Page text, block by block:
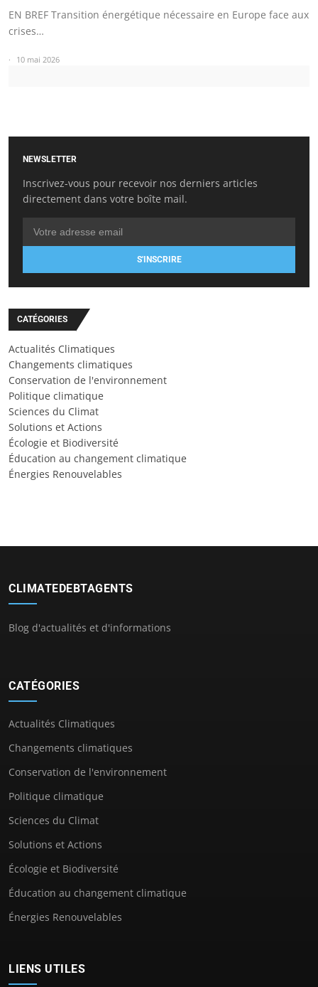
EN BREF Transition énergétique nécessaire en Europe face aux
crises…
10 mai 2026
NEWSLETTER
Inscrivez-vous pour recevoir nos derniers articles
directement dans votre boîte mail.
S'INSCRIRE
CATÉGORIES
Actualités Climatiques
Changements climatiques
Conservation de l'environnement
Politique climatique
Sciences du Climat
Solutions et Actions
Écologie et Biodiversité
Éducation au changement climatique
Énergies Renouvelables
CLIMATEDEBTAGENTS
Blog d'actualités et d'informations
CATÉGORIES
Actualités Climatiques
Changements climatiques
Conservation de l'environnement
Politique climatique
Sciences du Climat
Solutions et Actions
Écologie et Biodiversité
Éducation au changement climatique
Énergies Renouvelables
LIENS UTILES